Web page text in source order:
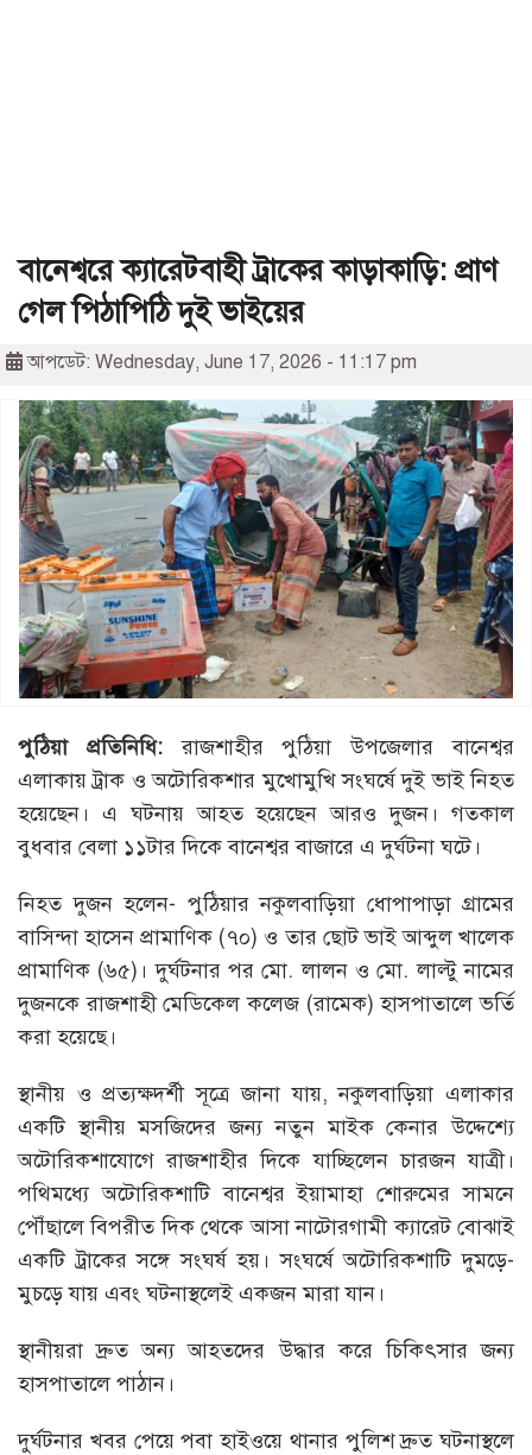
বানেশ্বরে ক্যারেটবাহী ট্রাকের কাড়াকাড়ি: প্রাণ
গেল পিঠাপিঠি দুই ভাইয়ের
আপডেট: Wednesday, June 17, 2026 - 11:17 pm
পুঠিয়া প্রতিনিধি:রাজশাহীর পুঠিয়া উপজেলার বানেশ্বর
এলাকায় ট্রাক ও অটোরিকশার মুখোমুখি সংঘর্ষে দুই ভাই নিহত
হয়েছেন। এ ঘটনায় আহত হয়েছেন আরও দুজন। গতকাল
বুধবার বেলা ১১টার দিকে বানেশ্বর বাজারে এ দুর্ঘটনা ঘটে।
নিহত দুজন হলেন- পুঠিয়ার নকুলবাড়িয়া ধোপাপাড়া গ্রামের
বাসিন্দা হাসেন প্রামাণিক (৭০) ও তার ছোট ভাই আব্দুল খালেক
প্রামাণিক (৬৫)। দুর্ঘটনার পর মো. লালন ও মো. লাল্টু নামের
দুজনকে রাজশাহী মেডিকেল কলেজ (রামেক) হাসপাতালে ভর্তি
করা হয়েছে।
স্থানীয় ও প্রত্যক্ষদর্শী সূত্রে জানা যায়, নকুলবাড়িয়া এলাকার
একটি স্থানীয় মসজিদের জন্য নতুন মাইক কেনার উদ্দেশ্যে
অটোরিকশাযোগে রাজশাহীর দিকে যাচ্ছিলেন চারজন যাত্রী।
পথিমধ্যে অটোরিকশাটি বানেশ্বর ইয়ামাহা শোরুমের সামনে
পৌঁছালে বিপরীত দিক থেকে আসা নাটোরগামী ক্যারেট বোঝাই
একটি ট্রাকের সঙ্গে সংঘর্ষ হয়। সংঘর্ষে অটোরিকশাটি দুমড়ে-
মুচড়ে যায় এবং ঘটনাস্থলেই একজন মারা যান।
স্থানীয়রা দ্রুত অন্য আহতদের উদ্ধার করে চিকিৎসার জন্য
হাসপাতালে পাঠান।
দুর্ঘটনার খবর পেয়ে পবা হাইওয়ে থানার পুলিশ দ্রুত ঘটনাস্থলে